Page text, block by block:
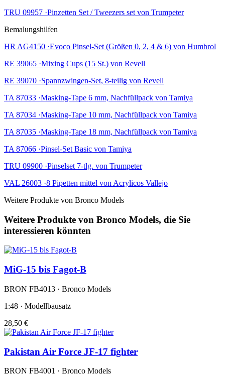
TRU 09957 ·Pinzetten Set / Tweezers set von Trumpeter
Bemalungshilfen
HR AG4150 ·Evoco Pinsel-Set (Größen 0, 2, 4 & 6) von Humbrol
RE 39065 ·Mixing Cups (15 St.) von Revell
RE 39070 ·Spannzwingen-Set, 8-teilig von Revell
TA 87033 ·Masking-Tape 6 mm, Nachfüllpack von Tamiya
TA 87034 ·Masking-Tape 10 mm, Nachfüllpack von Tamiya
TA 87035 ·Masking-Tape 18 mm, Nachfüllpack von Tamiya
TA 87066 ·Pinsel-Set Basic von Tamiya
TRU 09900 ·Pinselset 7-tlg. von Trumpeter
VAL 26003 ·8 Pipetten mittel von Acrylicos Vallejo
Weitere Produkte von Bronco Models
Weitere Produkte von Bronco Models, die Sie
interessieren könnten
MiG-15 bis Fagot-B
BRON FB4013 · Bronco Models
1:48 · Modellbausatz
28,50 €
Pakistan Air Force JF-17 fighter
BRON FB4001 · Bronco Models